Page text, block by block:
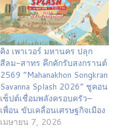
คิง เพาเวอร์ มหานคร ปลุก
สีลม-สาทร คึกคักรับสงกรานต์
2569 “Mahanakhon Songkran
Savanna Splash 2026” ชูคอน
เซ็ปต์เชื่อมพลังครอบครัว–
เพื่อน ขับเคลื่อนเศรษฐกิจเมือง
เมษายน 7, 2026